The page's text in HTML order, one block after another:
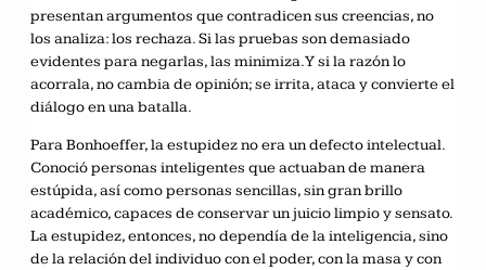
presentan argumentos que contradicen sus creencias, no
los analiza: los rechaza. Si las pruebas son demasiado
evidentes para negarlas, las minimiza. Y si la razón lo
acorrala, no cambia de opinión; se irrita, ataca y convierte el
diálogo en una batalla.
Para Bonhoeffer, la estupidez no era un defecto intelectual.
Conoció personas inteligentes que actuaban de manera
estúpida, así como personas sencillas, sin gran brillo
académico, capaces de conservar un juicio limpio y sensato.
La estupidez, entonces, no dependía de la inteligencia, sino
de la relación del individuo con el poder, con la masa y con